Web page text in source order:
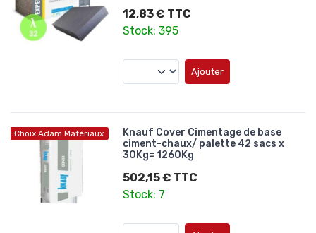
12,83 € TTC
Stock: 395
Ajouter
Choix Adam Matériaux
Knauf Cover Cimentage de base
ciment-chaux/ palette 42 sacs x
30Kg= 1260Kg
502,15 € TTC
Stock: 7